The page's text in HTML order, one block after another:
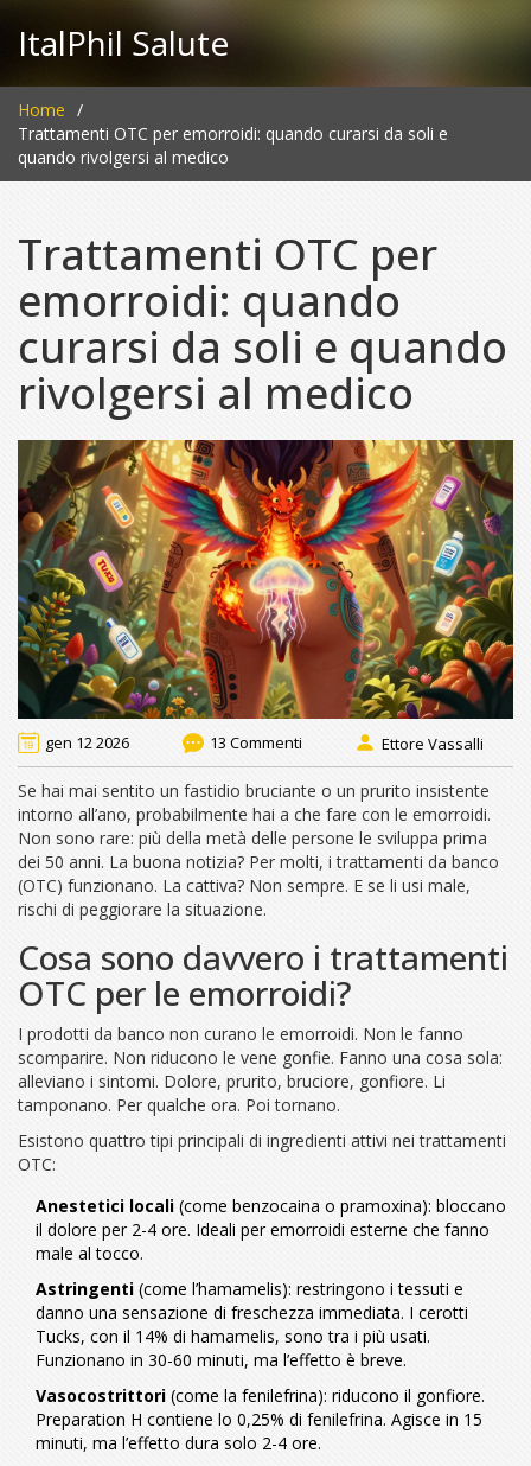
ItalPhil Salute
Home
Trattamenti OTC per emorroidi: quando curarsi da soli e
quando rivolgersi al medico
Trattamenti OTC per
emorroidi: quando
curarsi da soli e quando
rivolgersi al medico
gen 12 2026 13 Commenti Ettore Vassalli
Se hai mai sentito un fastidio bruciante o un prurito insistente
intorno all’ano, probabilmente hai a che fare con le emorroidi.
Non sono rare: più della metà delle persone le sviluppa prima
dei 50 anni. La buona notizia? Per molti, i trattamenti da banco
(OTC) funzionano. La cattiva? Non sempre. E se li usi male,
rischi di peggiorare la situazione.
Cosa sono davvero i trattamenti
OTC per le emorroidi?
I prodotti da banco non curano le emorroidi. Non le fanno
scomparire. Non riducono le vene gonfie. Fanno una cosa sola:
alleviano i sintomi. Dolore, prurito, bruciore, gonfiore. Li
tamponano. Per qualche ora. Poi tornano.
Esistono quattro tipi principali di ingredienti attivi nei trattamenti
OTC:
Anestetici locali (come benzocaina o pramoxina): bloccano
il dolore per 2-4 ore. Ideali per emorroidi esterne che fanno
male al tocco.
Astringenti (come l’hamamelis): restringono i tessuti e
danno una sensazione di freschezza immediata. I cerotti
Tucks, con il 14% di hamamelis, sono tra i più usati.
Funzionano in 30-60 minuti, ma l’effetto è breve.
Vasocostrittori (come la fenilefrina): riducono il gonfiore.
Preparation H contiene lo 0,25% di fenilefrina. Agisce in 15
minuti, ma l’effetto dura solo 2-4 ore.